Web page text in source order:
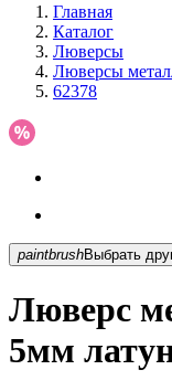
Главная
Каталог
Люверсы
Люверсы
62378
paintbrush
Люверс
5мм